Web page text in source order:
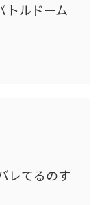
トルドーム
レてるのす